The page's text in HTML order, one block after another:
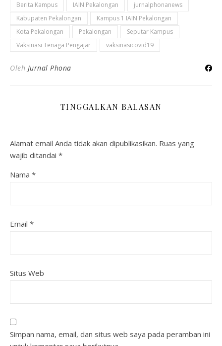
Berita Kampus IAIN Pekalongan
jurnalphonanews
Kabupaten Pekalongan
Kampus 1 IAIN Pekalongan
Kota Pekalongan
Pekalongan
Seputar Kampus
Vaksinasi Tenaga Pengajar
vaksinasicovid19
Oleh Jurnal Phona
TINGGALKAN BALASAN
Alamat email Anda tidak akan dipublikasikan. Ruas yang
wajib ditandai *
Nama *
Email *
Situs Web
Simpan nama, email, dan situs web saya pada peramban ini